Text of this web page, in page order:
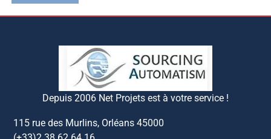
Depuis 2006 Net Projets est à votre service !
115 rue des Murlins, Orléans 45000